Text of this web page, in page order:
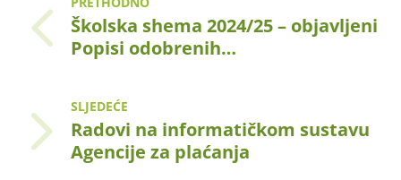
Školska shema 2024/25 – objavljeni
Popisi odobrenih…
SLJEDEĆE
Radovi na informatičkom sustavu
Agencije za plaćanja